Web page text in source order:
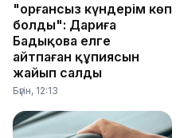
"Қорғансыз күндерім көп
болды": Дариға
Бадықова елге
айтпаған құпиясын
жайып салды
Бүгін, 12:13